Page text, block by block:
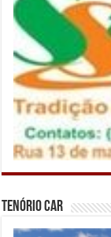
Tenório Car